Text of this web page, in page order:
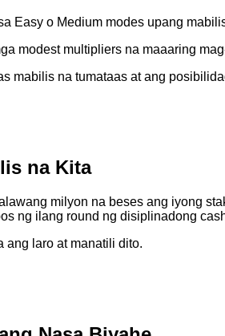
Easy o Medium modes upang
modest multipliers na maaaring
na tumataas at ang
na Kita
milyon na beses ang iyong
ng ilang round ng disiplinadong
ang laro at manatili dito.